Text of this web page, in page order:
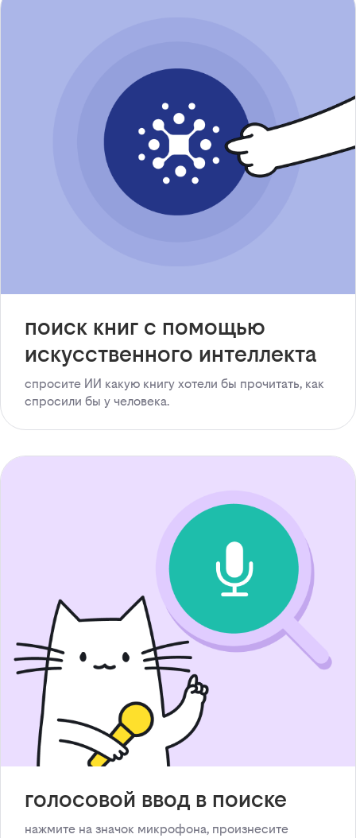
поиск книг с помощью
искусственного интеллекта
спросите ИИ какую книгу хотели бы прочитать, как
спросили бы у человека.
голосовой ввод в поиске
нажмите на значок микрофона, произнесите